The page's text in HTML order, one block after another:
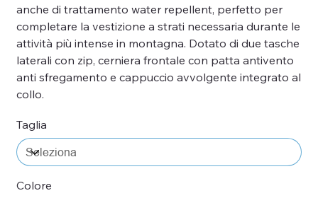
anche di trattamento water repellent, perfetto per
completare la vestizione a strati necessaria durante le
attività più intense in montagna. Dotato di due tasche
laterali con zip, cerniera frontale con patta antivento
anti sfregamento e cappuccio avvolgente integrato al
collo.
Taglia
Colore